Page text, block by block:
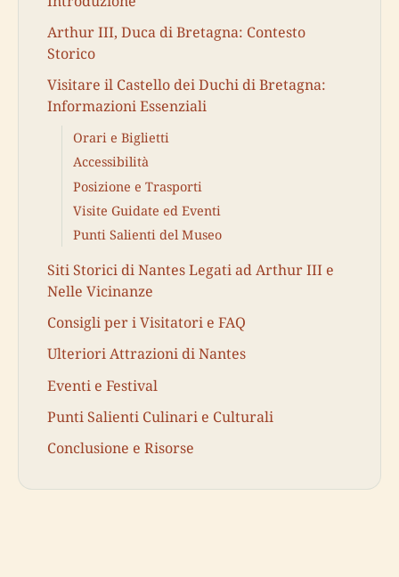
Arthur III, Duca di Bretagna: Contesto
Storico
Visitare il Castello dei Duchi di Bretagna:
Informazioni Essenziali
Orari e Biglietti
Accessibilità
Posizione e Trasporti
Visite Guidate ed Eventi
Punti Salienti del Museo
Siti Storici di Nantes Legati ad Arthur III e
Nelle Vicinanze
Consigli per i Visitatori e FAQ
Ulteriori Attrazioni di Nantes
Eventi e Festival
Punti Salienti Culinari e Culturali
Conclusione e Risorse